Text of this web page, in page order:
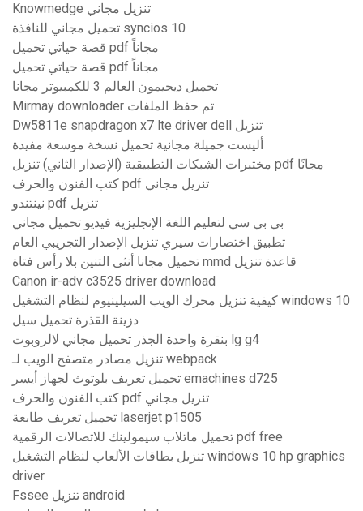
Knowmedge تنزيل مجاني
تحميل مجاني للنافذة syncios 10
قصة حياتي تحميل pdf مجاناً
قصة حياتي تحميل pdf مجاناً
تحميل ديجيمون العالم 3 للكمبيوتر مجانا
Mirmay downloader تم حفظ الملفات
Dw5811e snapdragon x7 lte driver dell تنزيل
أليست جميلة مجانية تحميل نسخة موسعة مفيدة
مختبرات الشبكات التطبيقية (الإصدار الثاني) تنزيل pdf مجانًا
كتب الفنون والحرف pdf تنزيل مجاني
نينتندو pdf تنزيل
بي بي سي لتعليم اللغة الإنجليزية فيديو تحميل مجاني
تطبيق اختصارات سيري تنزيل الإصدار التجريبي العام
تحميل مجانا أنثى التنين بلا رأس فتاة mmd قاعدة تنزيل
Canon ir-adv c3525 driver download
كيفية تنزيل محرك الويب السيلينيوم لنظام التشغيل windows 10
دزينة القذرة تحميل سيل
بنقرة واحدة الجذر تحميل مجاني لالروبوت lg g4
تنزيل مصادر متصفح الويب لـ webpack
تحميل تعريف بلوتوث لجهاز أيسر emachines d725
كتب الفنون والحرف pdf تنزيل مجاني
تحميل تعريف طابعة laserjet p1505
تحميل ماتلاب سيمولينك للاتصالات الرقمية pdf free
تنزيل بطاقات الألعاب لنظام التشغيل windows 10 hp graphics
driver
Fssee تنزيل android